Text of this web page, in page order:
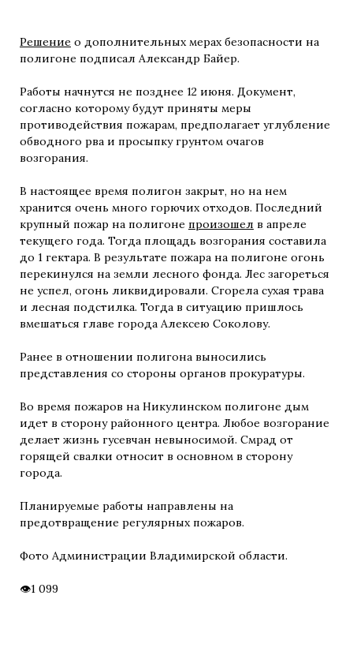
Решение о дополнительных мерах безопасности на
полигоне подписал Александр Байер.
Работы начнутся не позднее 12 июня. Документ,
согласно которому будут приняты меры
противодействия пожарам, предполагает углубление
обводного рва и просыпку грунтом очагов
возгорания.
В настоящее время полигон закрыт, но на нем
хранится очень много горючих отходов. Последний
крупный пожар на полигоне произошел в апреле
текущего года. Тогда площадь возгорания составила
до 1 гектара. В результате пожара на полигоне огонь
перекинулся на земли лесного фонда. Лес загореться
не успел, огонь ликвидировали. Сгорела сухая трава
и лесная подстилка. Тогда в ситуацию пришлось
вмешаться главе города Алексею Соколову.
Ранее в отношении полигона выносились
представления со стороны органов прокуратуры.
Во время пожаров на Никулинском полигоне дым
идет в сторону районного центра. Любое возгорание
делает жизнь гусевчан невыносимой. Смрад от
горящей свалки относит в основном в сторону
города.
Планируемые работы направлены на
предотвращение регулярных пожаров.
Фото Администрации Владимирской области.
1 099